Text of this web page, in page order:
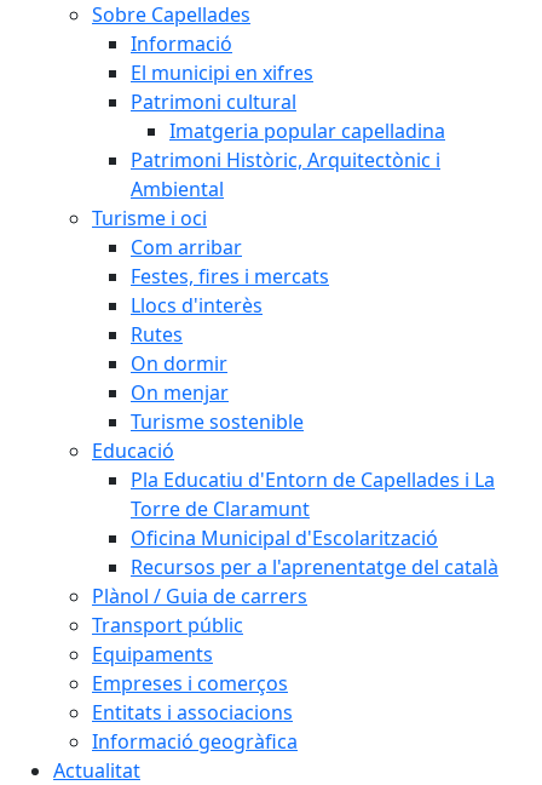
Sobre Capellades
Informació
El municipi en xifres
Patrimoni cultural
Imatgeria popular capelladina
Patrimoni Històric, Arquitectònic i
Ambiental
Turisme i oci
Com arribar
Festes, fires i mercats
Llocs d'interès
Rutes
On dormir
On menjar
Turisme sostenible
Educació
Pla Educatiu d'Entorn de Capellades i La
Torre de Claramunt
Oficina Municipal d'Escolarització
Recursos per a l'aprenentatge del català
Plànol / Guia de carrers
Transport públic
Equipaments
Empreses i comerços
Entitats i associacions
Informació geogràfica
Actualitat